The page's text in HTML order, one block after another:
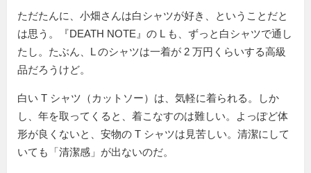
ただたんに、小畑さんは白シャツが好き、ということだと
は思う。『DEATH NOTE』の L も、ずっと白シャツで通し
たし。たぶん、L のシャツは一着が 2 万円くらいする高級
品だろうけど。
白い T シャツ（カットソー）は、気軽に着られる。しか
し、年を取ってくると、着こなすのは難しい。よっぽど体
形が良くないと、安物の T シャツは見苦しい。清潔にして
いても「清潔感」が出ないのだ。